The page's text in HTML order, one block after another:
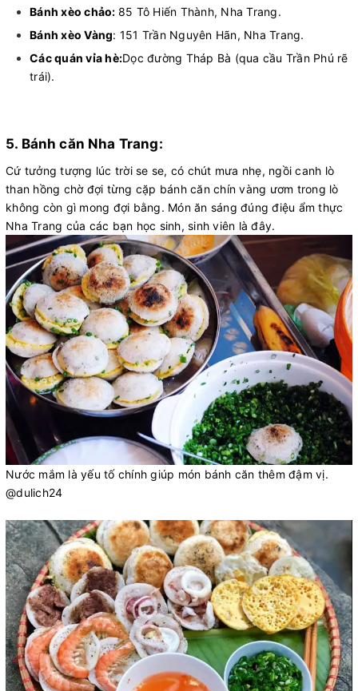
Bánh xèo chảo: 85 Tô Hiến Thành, Nha Trang.
Bánh xèo Vàng: 151 Trần Nguyên Hãn, Nha Trang.
Các quán vỉa hè:Dọc đường Tháp Bà (qua cầu Trần Phú rẽ
trái).
5. Bánh căn Nha Trang:
Cứ tưởng tượng lúc trời se se, có chút mưa nhẹ, ngồi canh lò
than hồng chờ đợi từng cặp bánh căn chín vàng ươm trong lò
không còn gì mong đợi bằng. Món ăn sáng đúng điệu ẩm thực
Nha Trang của các bạn học sinh, sinh viên là đây.
Nước mắm là yếu tố chính giúp món bánh căn thêm đậm vị.
@dulich24